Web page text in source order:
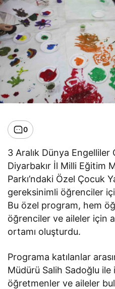
0
3 Aralık Dünya Engelliler
Diyarbakır İl Milli Eğitim
Parkı’ndaki Özel Çocuk
gereksinimli öğrenciler
Bu özel program, hem
öğrenciler ve aileler için
ortamı oluşturdu.
Programa katılanlar
Müdürü Salih Sadoğlu
öğretmenler ve aileler